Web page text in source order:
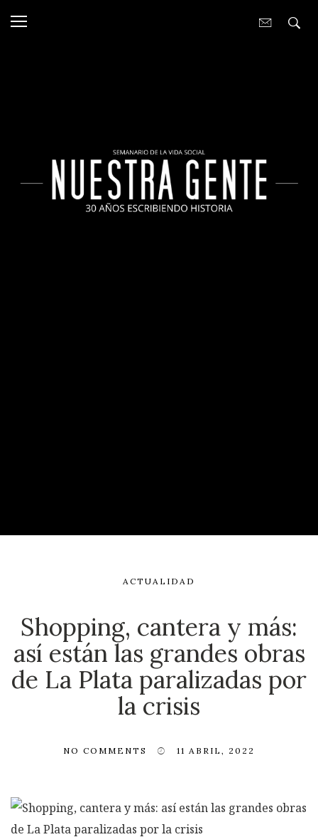
ACTUALIDAD
Shopping, cantera y más:
así están las grandes obras
de La Plata paralizadas por
la crisis
NO COMMENTS 11 ABRIL, 2022